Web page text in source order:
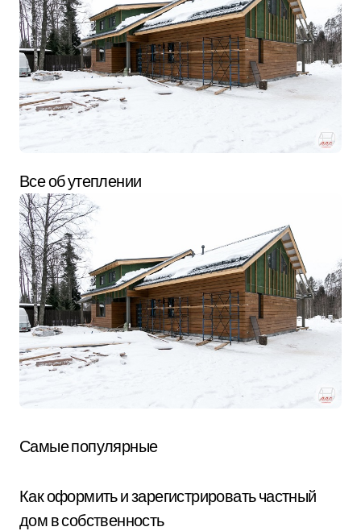
Все об утеплении
Самые популярные
Как оформить и зарегистрировать частный
дом в собственность